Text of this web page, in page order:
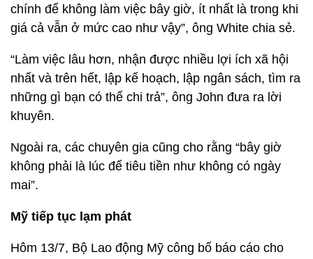
chính để không làm việc bây giờ, ít nhất là trong khi
giá cả vẫn ở mức cao như vậy”, ông White chia sẻ.
“Làm việc lâu hơn, nhận được nhiều lợi ích xã hội
nhất và trên hết, lập kế hoạch, lập ngân sách, tìm ra
những gì bạn có thể chi trả”, ông John đưa ra lời
khuyên.
Ngoài ra, các chuyên gia cũng cho rằng “bây giờ
không phải là lúc để tiêu tiền như không có ngày
mai”.
Mỹ tiếp tục lạm phát
Hôm 13/7, Bộ Lao động Mỹ công bố báo cáo cho